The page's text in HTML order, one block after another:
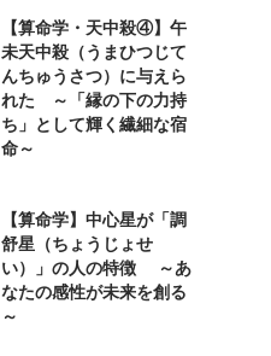
【算命学・天中殺④】午
未天中殺（うまひつじて
んちゅうさつ）に与えら
れた ～「縁の下の力持
ち」として輝く繊細な宿
命～
【算命学】中心星が「調
舒星（ちょうじょせ
い）」の人の特徴 ～あ
なたの感性が未来を創る
～